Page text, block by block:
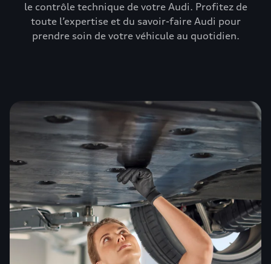
le contrôle technique de votre Audi. Profitez de
toute l’expertise et du savoir-faire Audi pour
prendre soin de votre véhicule au quotidien.